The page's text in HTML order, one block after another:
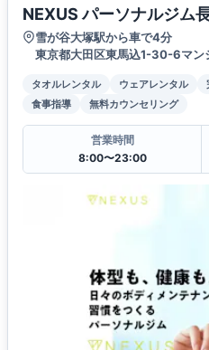
NEXUS パーソナルジム
雪が谷大塚駅から車で4分
東京都大田区東馬込1-30-6マン
タオルレンタル ウェアレンタル
食事指導
無料カウンセリング
営業時間
8:00〜23:00